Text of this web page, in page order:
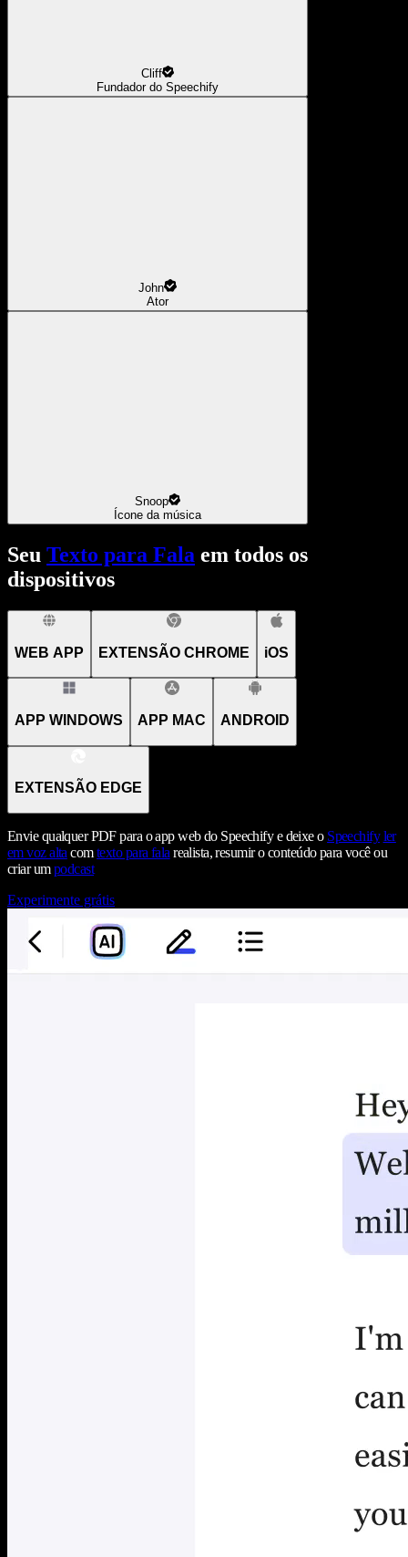
Cliff
Fundador do Speechify
John
Ator
Snoop
Ícone da música
Seu Texto para Fala em todos os
dispositivos
WEB APP EXTENSÃO CHROME iOS
APP WINDOWS APP MAC ANDROID
EXTENSÃO EDGE
Envie qualquer PDF para o app web do Speechify e deixe o Speechify ler
em voz alta comtexto para fala realista, resumir o conteúdo para você ou
criar umpodcast
Experimente grátis